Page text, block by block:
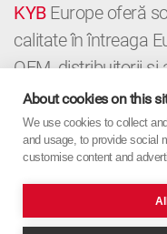
KYBEurope oferă
calitate în întreaga
OEM, distribuitorii și
premium și
Aftermarket,KYB
japoneză cu
About cookies on this
We use cookies to collect
and usage, to provide social
customise content and